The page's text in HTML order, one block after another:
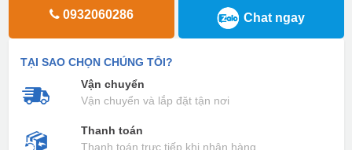
0932060286 Chat ngay
TẠI SAO CHỌN CHÚNG TÔI?
Vận chuyển
Vận chuyển và lắp đặt tận nơi
Thanh toán
Thanh toán trực tiếp khi nhận hàng